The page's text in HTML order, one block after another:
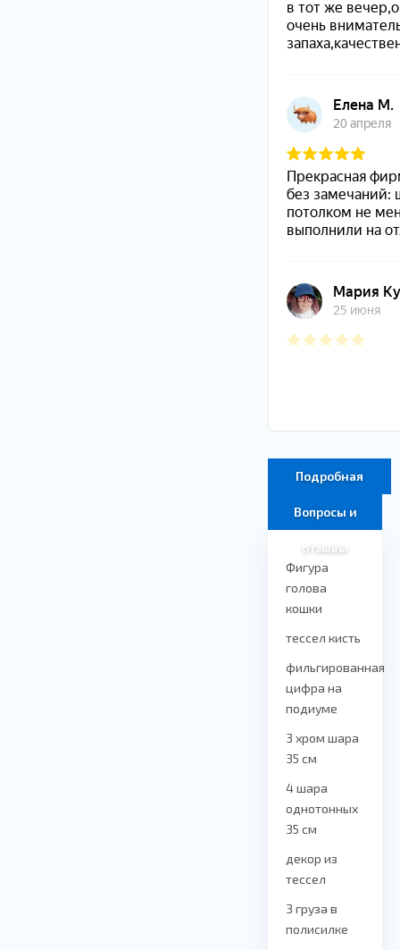
Подробная
информация
Вопросы и
отзывы
Фигура
голова
кошки
тессел кисть
фильгированная
цифра на
подиуме
3 хром шара
35 см
4 шара
однотонных
35 см
декор из
тессел
3 груза в
полисилке